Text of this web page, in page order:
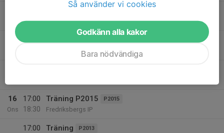
19:00
Träning Herr
Fredriksberg IP
Fredriksbergs IP
16
Ons
17:00
18:30
Träning P2015 P2015
Fredriksbergs IP
17:00
Träning P2013
Så använder vi cookies
Godkänn alla kakor
Bara nödvändiga